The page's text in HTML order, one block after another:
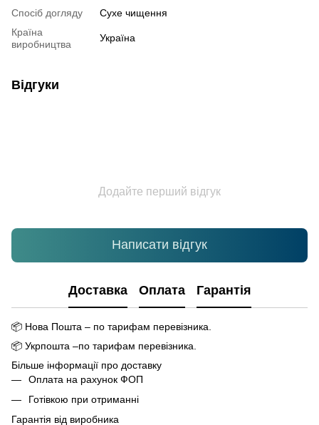
Спосіб догляду
Cухе чищення
Країна
виробництва
Україна
Відгуки
Додайте перший відгук
Написати відгук
Доставка Оплата Гарантія
📦 Нова Пошта – по тарифам перевізника.
📦 Укрпошта –по тарифам перевізника.
Більше інформації про доставку
Оплата на рахунок ФОП
Готівкою при отриманні
Гарантія від виробника